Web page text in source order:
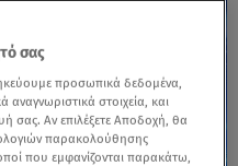
σας
προσωπικά δεδομένα,
στοιχεία, και
σας. Αν επιλέξετε Αποδοχή, θα
παρακολούθησης
που εμφανίζονται παρακάτω,